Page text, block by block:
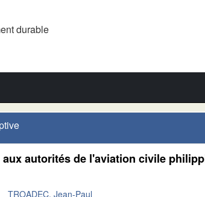
durable
autorités de l'aviation civile
TROADEC, Jean-Paul